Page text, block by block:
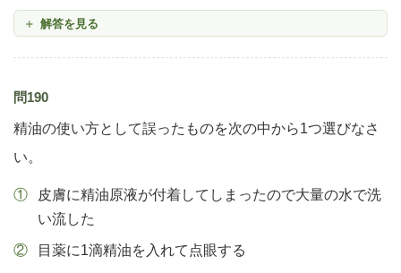
解答を見る
問190
精油の使い方として誤ったものを次の中から1つ選びなさ
い。
皮膚に精油原液が付着してしまったので大量の水で洗
い流した
目薬に1滴精油を入れて点眼する